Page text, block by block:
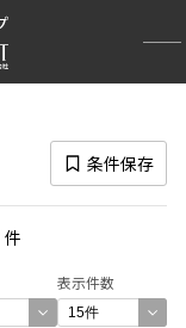
条件保存
件
表示件数